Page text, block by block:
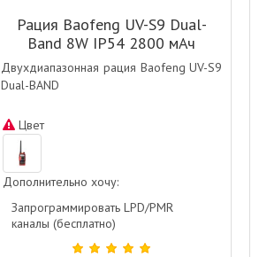
Рация Baofeng UV-S9 Dual-
Band 8W IP54 2800 мАч
Красный
Двухдиапазонная рация Baofeng UV-S9
Dual-BAND
Цвет
Дополнительно хочу:
Запрограммировать LPD/PMR
каналы (бесплатно)